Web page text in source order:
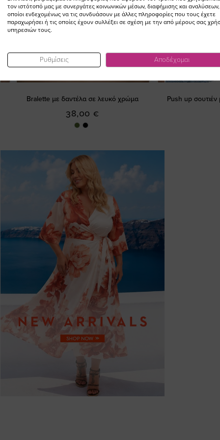
Bralette με δαντέλα σε λευκό χρώμα
38,00 €
Push up
τον ιστότοπό μας με συνεργάτες κοινωνικών μέσων, διαφήμισης και αναλύσεων,
οποίοι ενδεχομένως να τις συνδυάσουν με άλλες πληροφορίες που τους έχετε
παραχωρήσει ή τις οποίες έχουν συλλέξει σε σχέση με την από μέρους σας
υπηρεσιών τους.
Ρυθμίσεις Αποδέχομαι